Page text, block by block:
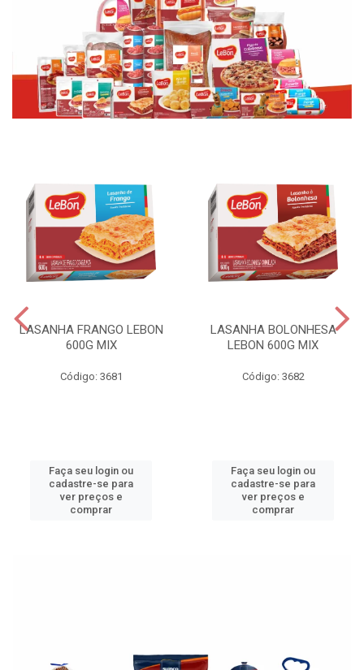
LASANHA FRANGO LEBON
600G MIX
Código: 3681
Faça seu login ou
cadastre-se para
ver preços e
comprar
LASANHA BOLONHESA
LEBON 600G MIX
Código: 3682
Faça seu login ou
cadastre-se para
ver preços e
comprar